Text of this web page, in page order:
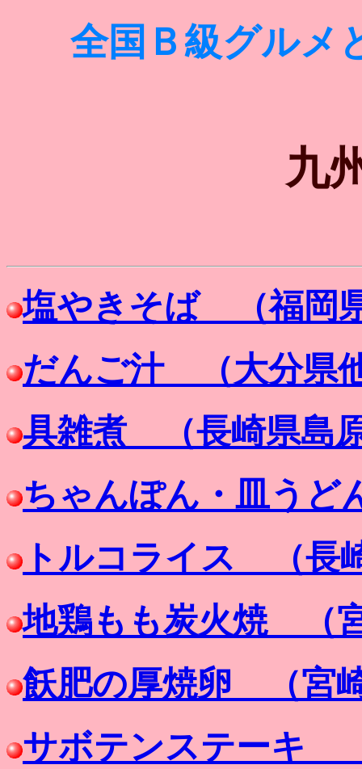
全国Ｂ級グルメ
九
塩やきそば （福岡
だんご汁 （大分県
具雑煮 （長崎県島
ちゃんぽん・皿う
トルコライス （長
地鶏もも炭火焼 （
飫肥の厚焼卵 （宮
サボテンステーキ